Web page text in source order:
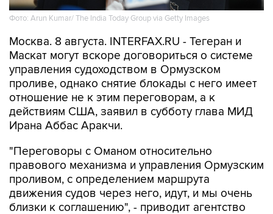
Москва. 8 августа. INTERFAX.RU - Тегеран и
управления судоходством в Ормузском
проливе, однако снятие блокады с него имеет
отношение не к этим переговорам, а к
действиям США, заявил в субботу глава МИД
Ирана Аббас Аракчи.
"Переговоры с Оманом относительно
проливом, с определением маршрута
движения судов через него, идут, и мы очень
близки к соглашению", - приводит агентство
Tasnim слова министра.